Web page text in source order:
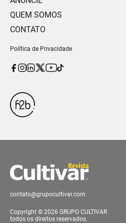
QUEM SOMOS
CONTATO
Política de Privacidade
contato@grupocultivar.com
Copyright © 2026 GRUPO CULTIVAR
todos os direitos reservados.